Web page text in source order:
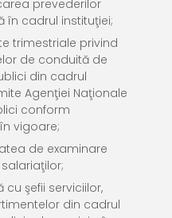
prevederilor
în cadrul instituţiei;
trimestriale privind
de conduită de
din cadrul
Agenţiei Naţionale
conform
vigoare;
de examinare
şefii serviciilor,
din cadrul